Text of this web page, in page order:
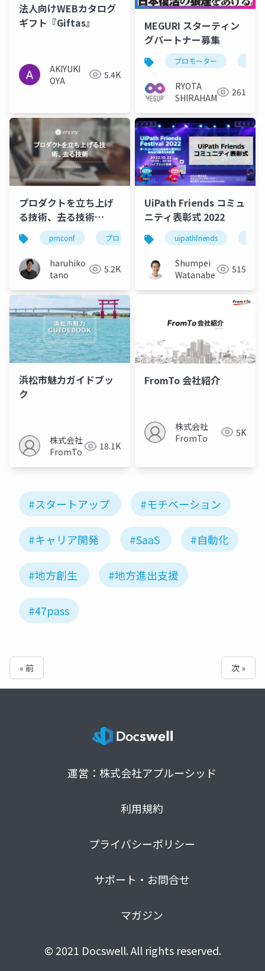
法人向けWEBカタログ
ギフト『Giftas』
AKIYUKI
OYA
5.4K
MEGURI スターティン
グパートナー募集
プロモーター
RYOTA
SHIRAHAMA
261
プロダクトを立ち上げ
る技術、去る技術
（pmconf2022）
pmconf プロダクトマネージャー pdm
haruhiko
tano
5.2K
UiPath Friends コミュ
ニティ表彰式 2022
uipathfriends
Shumpei
Watanabe
515
浜松市魅力ガイドブッ
ク
株式会社
FromTo
18.1K
FromTo 会社紹介
株式会社
FromTo
5K
#スタートアップ #モチベーション
#キャリア開発 #SaaS #自動化
#地方創生 #地方進出支援
#47pass
« 前 次 »
運営：株式会社アプルーシッド
利用規約
プライバシーポリシー
サポート・お問合せ
マガジン
© 2021 Docswell. All rights reserved.